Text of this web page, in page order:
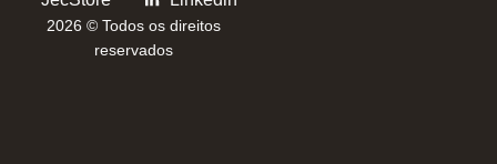
2026 © Todos os direitos
reservados